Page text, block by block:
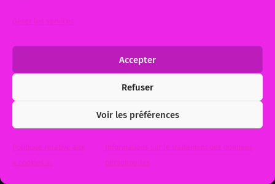
Gérer les services
Accepter
Refuser
Voir les préférences
Politique relative aux
« cookies ».
Informations sur le traitement des données
personnelles
27 avril 2015
. Theme byAnders Norén